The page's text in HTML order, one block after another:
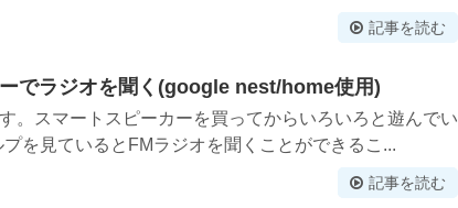
記事を読む
でラジオを聞く(google nest/home使用)
。スマートスピーカーを買ってからいろいろと遊んでい
を見ているとFMラジオを聞くことができるこ...
記事を読む